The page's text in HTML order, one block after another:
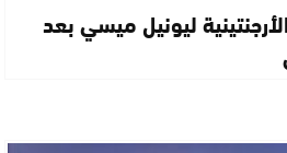
ليونيل ميسي بعد